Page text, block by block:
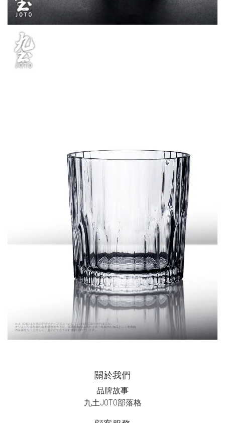
關於我們
品牌故事
九土JOTO部落格